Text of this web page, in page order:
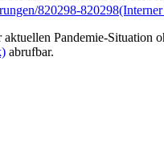
820298-820298
Pandemie-
abrufbar.